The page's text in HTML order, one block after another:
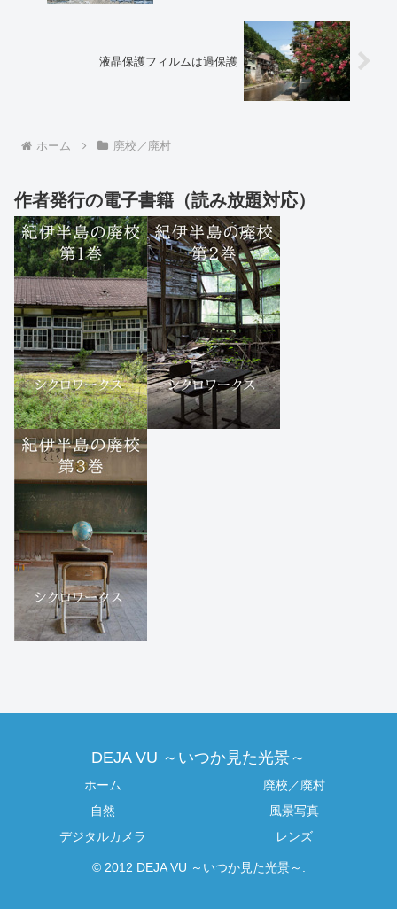
液晶保護フィルムは過保護
ホーム 廃校／廃村
作者発行の電子書籍（読み放題対応）
DEJA VU ～いつか見た光景～
ホーム
廃校／廃村
自然
風景写真
デジタルカメラ
レンズ
© 2012 DEJA VU ～いつか見た光景～.